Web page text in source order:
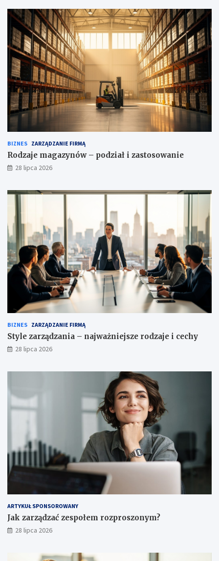
BIZNES ZARZĄDZANIE FIRMĄ
Rodzaje magazynów – podział i zastosowanie
28 lipca 2026
BIZNES ZARZĄDZANIE FIRMĄ
Style zarządzania – najważniejsze rodzaje i cechy
28 lipca 2026
ARTYKUŁ SPONSOROWANY
Jak zarządzać zespołem rozproszonym?
28 lipca 2026